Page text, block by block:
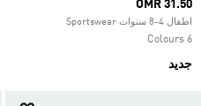
OMR 31.50
اطفال 4-8 سنوات Sportswear
6 Colours
جديد